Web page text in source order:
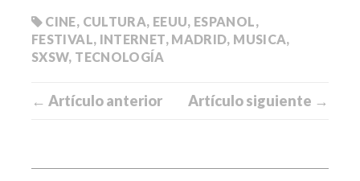
CINE, CULTURA, EEUU, ESPANOL,
FESTIVAL, INTERNET, MADRID, MUSICA,
SXSW, TECNOLOGÍA
← Artículo anterior Artículo siguiente →